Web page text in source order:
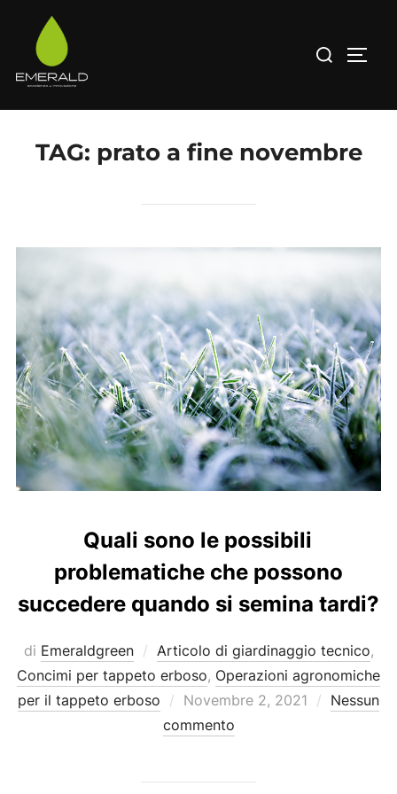
contenuto
Cerca
TAG: prato a fine novembre
Quali sono le possibili
problematiche che possono
succedere quando si semina tardi?
di Emeraldgreen Articolo di giardinaggio tecnico,
Concimi per tappeto erboso, Operazioni agronomiche
per il tappeto erboso
Pubblicato
il
Novembre 2, 2021
Nessun
commento